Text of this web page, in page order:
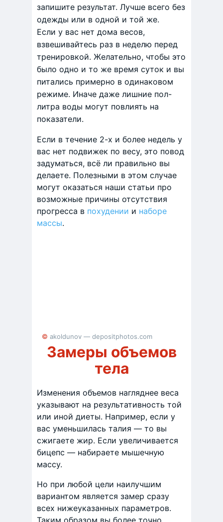
запишите результат. Лучше всего без
одежды или в одной и той же.
Если у вас нет дома весов,
взвешивайтесь раз в неделю перед
тренировкой. Желательно, чтобы это
было одно и то же время суток и вы
питались примерно в одинаковом
режиме. Иначе даже лишние пол-
литра воды могут повлиять на
показатели.
Если в течение 2-х и более недель у
вас нет подвижек по весу, это повод
задуматься, всё ли правильно вы
делаете. Полезными в этом случае
могут оказаться наши статьи про
возможные причины отсутствия
прогресса в похудении и наборе
массы.
© akoldunov — depositphotos.com
Замеры объемов
тела
Изменения объемов нагляднее веса
указывают на результативность той
или иной диеты. Например, если у
вас уменьшилась талия — то вы
сжигаете жир. Если увеличивается
бицепс — набираете мышечную
массу.
Но при любой цели наилучшим
вариантом является замер сразу
всех нижеуказанных параметров.